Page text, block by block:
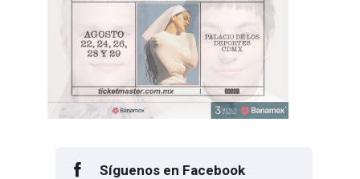
Síguenos en Facebook